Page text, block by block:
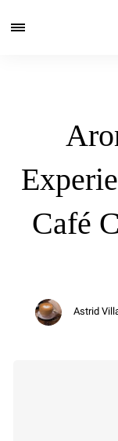
Café
Astrid